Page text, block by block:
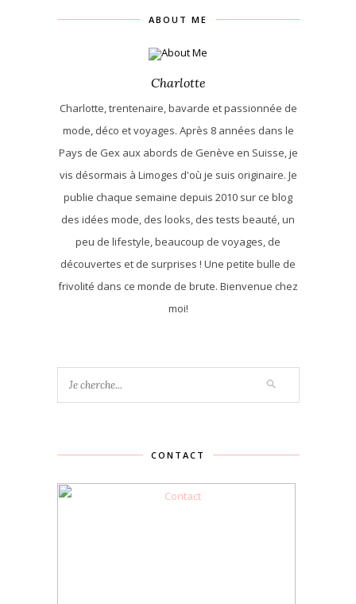
ABOUT ME
Charlotte
Charlotte, trentenaire, bavarde et passionnée de
mode, déco et voyages. Après 8 années dans le
Pays de Gex aux abords de Genève en Suisse, je
vis désormais à Limoges d'où je suis originaire. Je
publie chaque semaine depuis 2010 sur ce blog
des idées mode, des looks, des tests beauté, un
peu de lifestyle, beaucoup de voyages, de
découvertes et de surprises ! Une petite bulle de
frivolité dans ce monde de brute. Bienvenue chez
moi!
CONTACT